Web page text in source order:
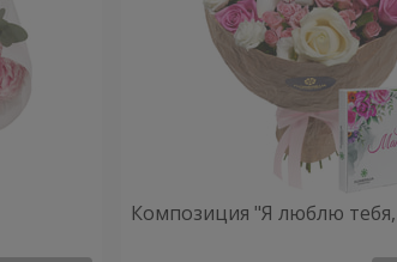
Композиция "Я люблю